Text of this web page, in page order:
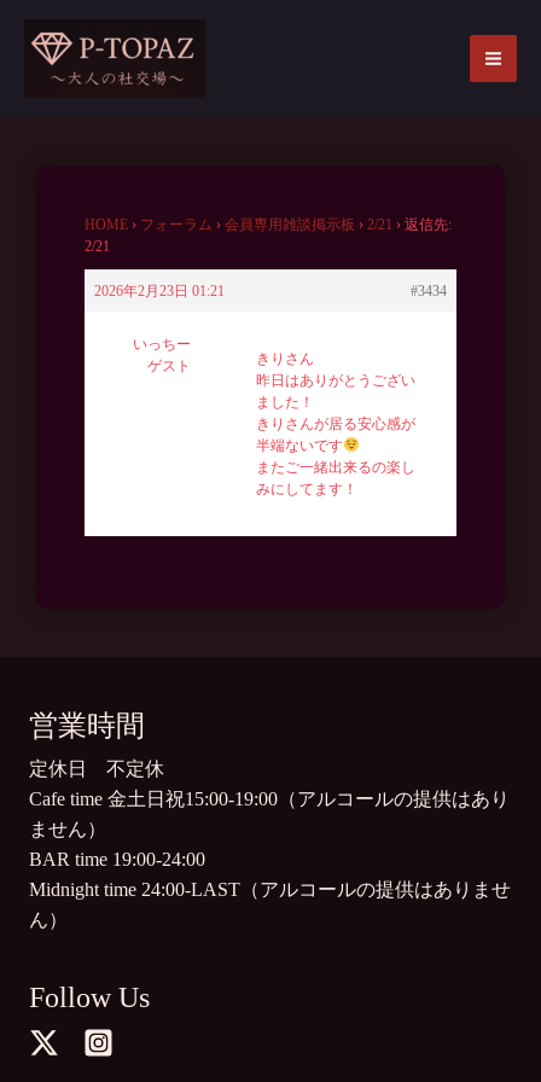
HOME › フォーラム › 会員専用雑談掲示板 › 2/21 › 返信先:
2/21
2026年2月23日 01:21 #3434
いっちー
ゲスト
きりさん
昨日はありがとうござい
ました！
きりさんが居る安心感が
半端ないです
またご一緒出来るの楽し
みにしてます！
営業時間
定休日 不定休
Cafe time 金土日祝15:00-19:00（アルコールの提供はあり
ません）
BAR time 19:00-24:00
Midnight time 24:00-LAST（アルコールの提供はありませ
ん）
Follow Us